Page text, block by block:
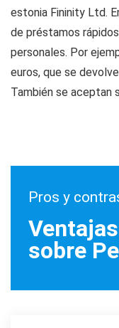
estonia Fininity Ltd.
de préstamos
personales. Por
euros, que se
También se aceptan
Pros y
sobre